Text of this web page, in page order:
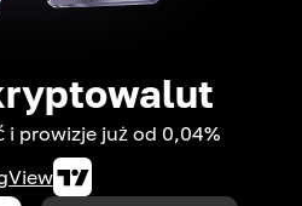
i prowizje już od 0,04%